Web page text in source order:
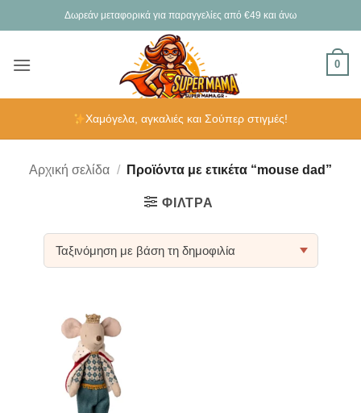
στο
Δωρεάν μεταφορικά για παραγγελίες από €49 και άνω
0
Χαμόγελα, αγκαλιές και Σούπερ στιγμές!
Αρχική σελίδα / Προϊόντα με ετικέτα “mouse dad”
ΦΊΛΤΡΑ